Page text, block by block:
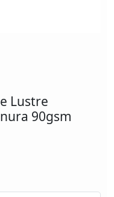
Lustre
90gsm